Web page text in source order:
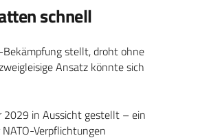
schnell
Bekämpfung stellt, droht ohne
Ansatz könnte sich
2029 in Aussicht gestellt – ein
Verpflichtungen